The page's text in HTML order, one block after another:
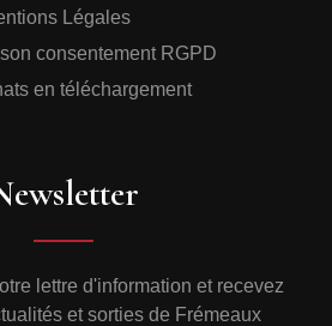
Légales
consentement RGPD
en téléchargement
lettre d'information et recevez
et sorties de Frémeaux